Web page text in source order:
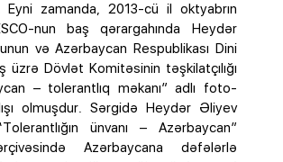
Eyni zamanda, 2013-cü il oktyabrın
nun baş qərargahında Heydər
və Azərbaycan Respublikası Dini
üzrə Dövlət Komitəsinin təşkilatçılığı
– tolerantlıq məkanı” adlı foto-
olmuşdur. Sərgidə Heydər Əliyev
ünvanı – Azərbaycan”
Azərbaycana dəfələrlə